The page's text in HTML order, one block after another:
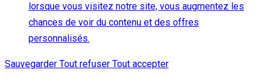
lorsque vous visitez notre site, vous augmentez les
chances de voir du contenu et des offres
personnalisés.
Sauvegarder Tout refuser Tout accepter